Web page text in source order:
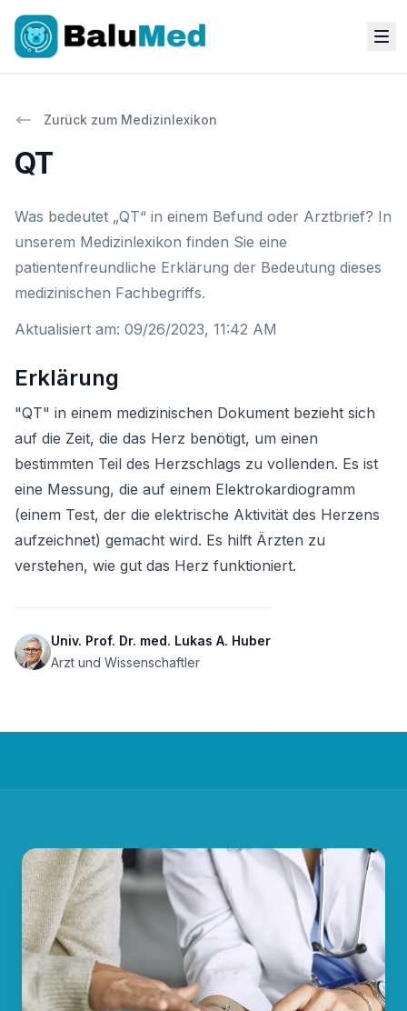
Zurück zum Medizinlexikon
QT
Was bedeutet „QT“ in einem Befund oder Arztbrief? In
unserem Medizinlexikon finden Sie eine
patientenfreundliche Erklärung der Bedeutung dieses
medizinischen Fachbegriffs.
Aktualisiert am: 09/26/2023, 11:42 AM
Erklärung
"QT" in einem medizinischen Dokument bezieht sich
auf die Zeit, die das Herz benötigt, um einen
bestimmten Teil des Herzschlags zu vollenden. Es ist
eine Messung, die auf einem Elektrokardiogramm
(einem Test, der die elektrische Aktivität des Herzens
aufzeichnet) gemacht wird. Es hilft Ärzten zu
verstehen, wie gut das Herz funktioniert.
Univ. Prof. Dr. med. Lukas A. Huber
Arzt und Wissenschaftler